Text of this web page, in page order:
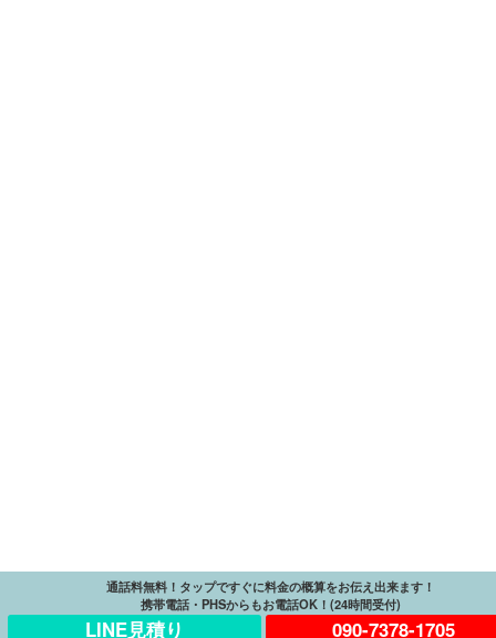
通話料無料！タップですぐに料金の概算をお伝え出来ます！
携帯電話・PHSからもお電話OK！(24時間受付)
LINE見積り 090-7378-1705